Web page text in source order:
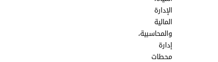
الإدارة
المالية
والمحاسبية،
إدارة
محطات